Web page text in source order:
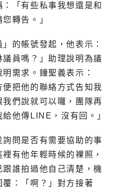
「有些私事我想還是和
轉告。」
的帳號發起，他表示：
議員嗎？」助理說明為議
需求。鐘聖義表示：
便把他的聯絡方式告知我
們說就可以囉，團隊再
他傳LINE，沒有回。」
問是否有需要協助的事
有他年輕時候的裸照，
誰拍過他自己清楚，機
：「啊？」對方接著